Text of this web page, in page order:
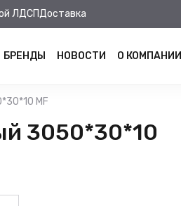
ЛДСПДоставка
БРЕНДЫ НОВОСТИ О КОМПАНИИ
MF
3050*30*10